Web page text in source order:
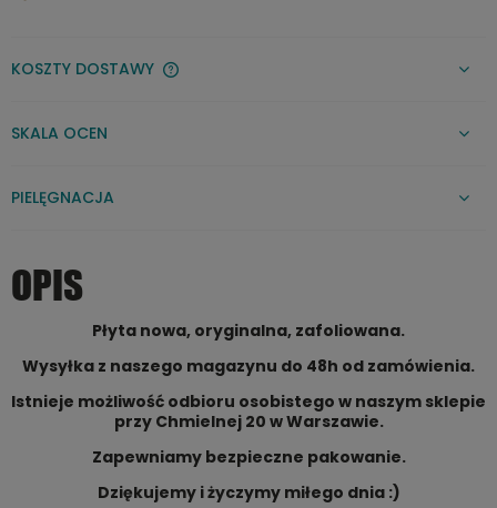
KOSZTY DOSTAWY
CENA NIE ZAWIERA EWENTUALNYCH KOSZTÓW PŁATNOŚCI
SKALA OCEN
PIELĘGNACJA
OPIS
Płyta nowa, oryginalna, zafoliowana.
Wysyłka z naszego magazynu do 48h od zamówienia.
Istnieje możliwość odbioru osobistego w naszym sklepie
przy Chmielnej 20 w Warszawie.
Zapewniamy bezpieczne pakowanie.
Dziękujemy i życzymy miłego dnia :)